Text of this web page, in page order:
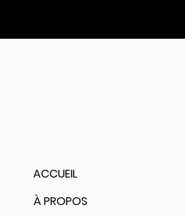
ACCUEIL
À PROPOS